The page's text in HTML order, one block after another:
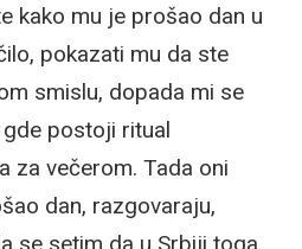
kako mu je prošao dan u
pokazati mu da ste
smislu, dopada mi se
postoji ritual
za večerom. Tada oni
dan, razgovaraju,
se setim da u Srbiji toga